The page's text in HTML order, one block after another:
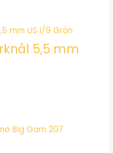
5,5 mm